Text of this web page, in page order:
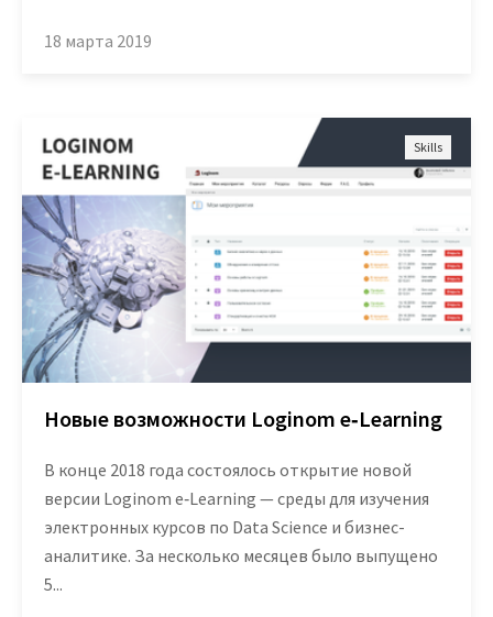
18 марта 2019
Skills
Новые возможности Loginom e‑Learning
В конце 2018 года состоялось открытие новой
версии Loginom e‑Learning — среды для изучения
электронных курсов по Data Science и бизнес-
аналитике. За несколько месяцев было выпущено
5...